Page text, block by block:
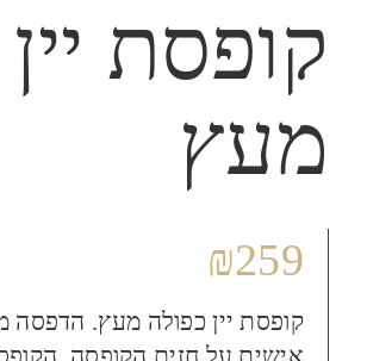
קופסת
מעץ
₪259
קופסת יין כפולה מעץ.